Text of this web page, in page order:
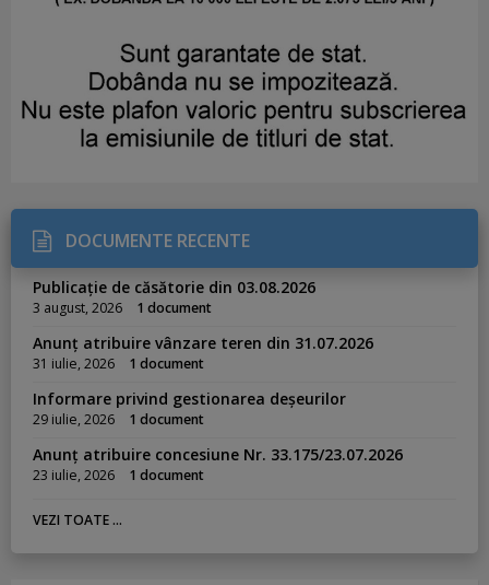
DOCUMENTE RECENTE
Publicație de căsătorie din 03.08.2026
3 august, 2026 1 document
Anunț atribuire vânzare teren din 31.07.2026
31 iulie, 2026 1 document
Informare privind gestionarea deșeurilor
29 iulie, 2026 1 document
Anunț atribuire concesiune Nr. 33.175/23.07.2026
23 iulie, 2026 1 document
VEZI TOATE ...